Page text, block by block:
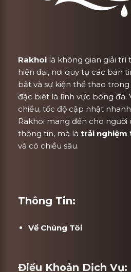
Rakhoi là không gian giải trí
hiện đại, nơi quy tụ các bản
bật và sự kiện thể thao
đặc biệt là lĩnh vực bóng đá.
chiều, tốc độ cập nhật
Rakhoi mang đến cho
thông tin, mà là trải nghiệm
và có chiều sâu.
Thông Tin:
Về Chúng Tôi
Điều Khoản Dịch Vụ: